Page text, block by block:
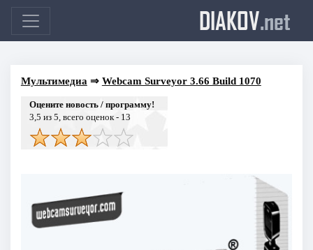
DIAKOV.net
Мультимедиа ⇒ Webcam Surveyor 3.66 Build 1070
Оцените новость / программу!
3,5 из 5, всего оценок - 13